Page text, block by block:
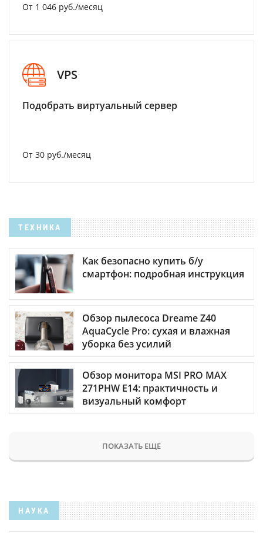
От 1 046 руб./месяц
VPS
Подобрать виртуальный сервер
От 30 руб./месяц
ТЕХНИКА
Как безопасно купить б/у
смартфон: подробная инструкция
Обзор пылесоса Dreame Z40
AquaCycle Pro: сухая и влажная
уборка без усилий
Обзор монитора MSI PRO MAX
271PHW E14: практичность и
визуальный комфорт
ПОКАЗАТЬ ЕЩЕ
НАУКА